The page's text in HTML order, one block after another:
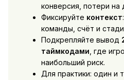
конверсия, потери на
Фиксируйте контекст
команды, счёт и
Подкрепляйте вывод
таймкодами, где
наибольший риск.
Для практики: один и